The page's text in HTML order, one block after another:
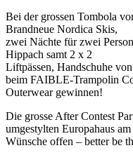
Bei der grossen Tombola
Brandneue Nordica Skis,
zwei Nächte für zwei
Hippach samt 2 x 2
Liftpässen, Handschuhe
beim FAIBLE-Trampolin
Outerwear gewinnen!
Die grosse After Contest
umgestylten Europahaus
Wünsche offen – better be